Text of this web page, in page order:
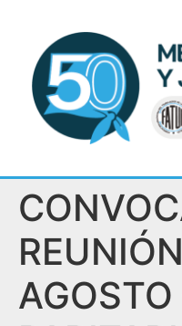
AGOSTO